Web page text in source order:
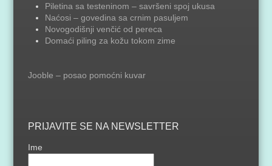
Piletina sa testeninom – savršeni spoj ukusa
Naćosi – govedina sa crnim pasuljem
Novogodišnji venčić od pereca
Domaći piling za kožu tokom zime
Jooble – posao pomoćni kuvar
PRIJAVITE SE NA NEWSLETTER
Ime